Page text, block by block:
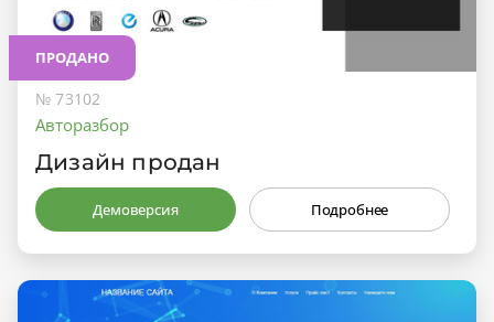
ПРОДАНО
№ 73102
Авторазбор
Дизайн продан
Демоверсия Подробнее